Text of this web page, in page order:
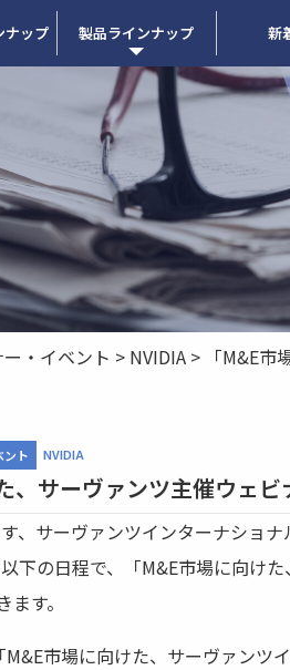
ナップ 製品ラインナップ 新
・イベント > NVIDIA > 「M&E
ント NVIDIA
、サーヴァンツ主催ウェ
、サーヴァンツインターナショナ
下の日程で、「M&E市場に向け
す。
市場に向けた、サーヴァンツ